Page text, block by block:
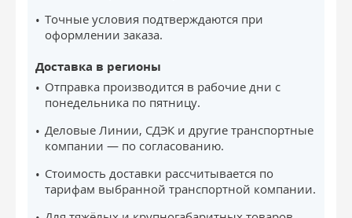
Точные условия подтверждаются при
оформлении заказа.
Доставка в регионы
Отправка производится в рабочие дни с
понедельника по пятницу.
Деловые Линии, СДЭК и другие транспортные
компании — по согласованию.
Стоимость доставки рассчитывается по
тарифам выбранной транспортной компании.